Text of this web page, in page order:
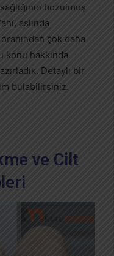
bozulmuş
aslında
çok daha
konu hakkında
Detaylı bir
bulabilirsiniz.
ve Cilt